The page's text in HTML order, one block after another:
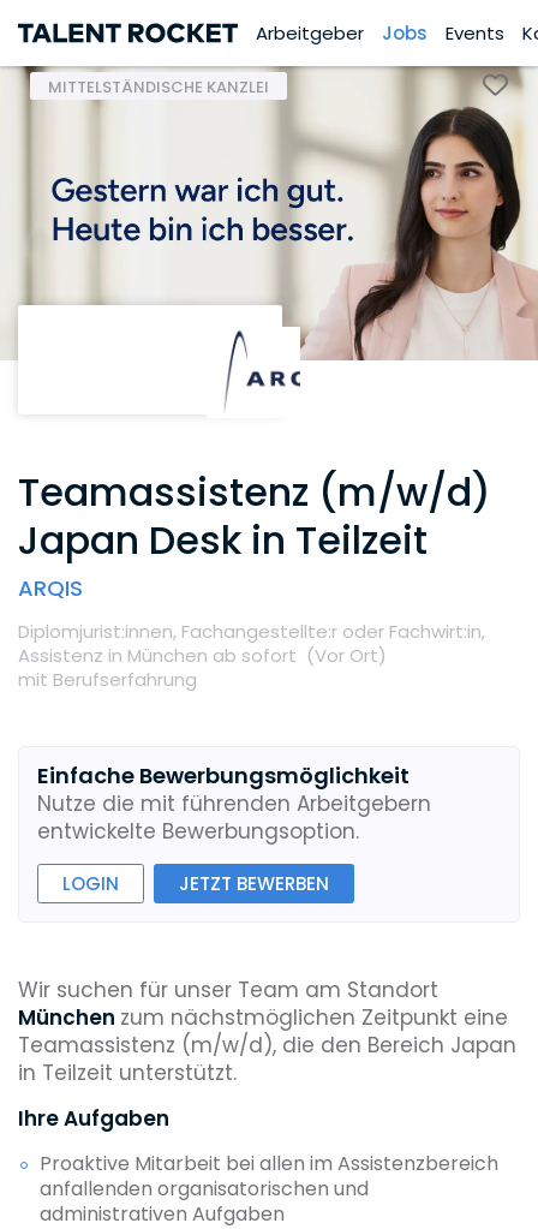
Arbeitgeber Jobs Events
MITTELSTÄNDISCHE KANZLEI
Teamassistenz (m/w/d)
Japan Desk in Teilzeit
ARQIS
Diplomjurist:innen, Fachangestellte:r oder Fachwirt:in,
Assistenz in München ab sofort (Vor Ort)
mit Berufserfahrung
Einfache Bewerbungsmöglichkeit
Nutze die mit führenden Arbeitgebern
entwickelte Bewerbungsoption.
LOGIN JETZT BEWERBEN
Wir suchen für unser Team am Standort
München zum nächstmöglichen Zeitpunkt eine
Teamassistenz (m/w/d), die den Bereich Japan
in Teilzeit unterstützt.
Ihre Aufgaben
Proaktive Mitarbeit bei allen im Assistenzbereich
anfallenden organisatorischen und
administrativen Aufgaben